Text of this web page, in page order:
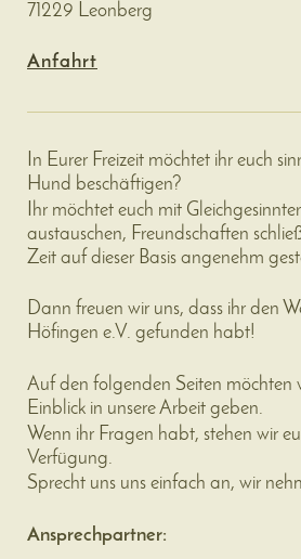
71229 Leonberg
Anfahrt
In Eurer Freizeit möchtet ihr euch
Hund beschäftigen?
Ihr möchtet euch mit
austauschen, Freundschaften
Zeit auf dieser Basis angenehm
Dann freuen wir uns, dass ihr den
Höfingen e.V. gefunden habt!
Auf den folgenden Seiten möchten
Einblick in unsere Arbeit geben.
Wenn ihr Fragen habt, stehen wir
Verfügung.
Sprecht uns uns einfach an, wir
Ansprechpartner: